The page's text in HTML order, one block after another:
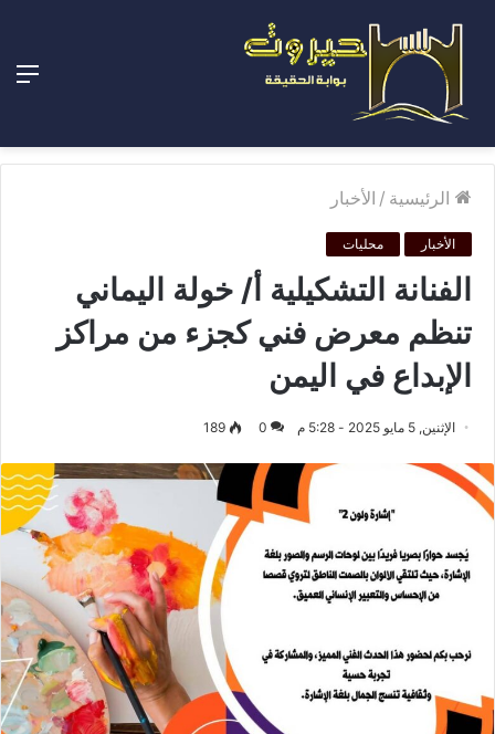
الرئيسية / الأخبار
الأخبار محليات
الفنانة التشكيلية أ/ خولة اليماني
تنظم معرض فني كجزء من مراكز
الإبداع في اليمن
الإثنين, 5 مايو 2025 - 5:28 م 0
189